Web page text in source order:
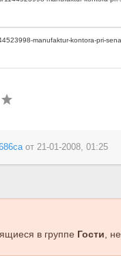
от21-01-2008, 01:25
в группе Гости,